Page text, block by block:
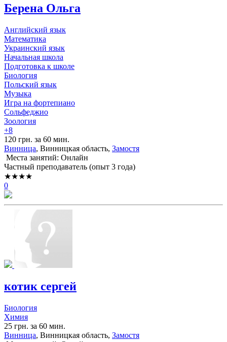
Берена Ольга
Английский язык
Математика
Украинский язык
Начальная школа
Подготовка к школе
Биология
Польский язык
Музыка
Игра на фортепиано
Сольфеджио
Зоология
+8
120 грн. за 60 мин.
Винница, Винницкая область, Замостя
Места занятий: Онлайн
Частный преподаватель (опыт 3 года)
★★★★
0
котик сергей
Биология
Химия
25 грн. за 60 мин.
Винница, Винницкая область, Замостя